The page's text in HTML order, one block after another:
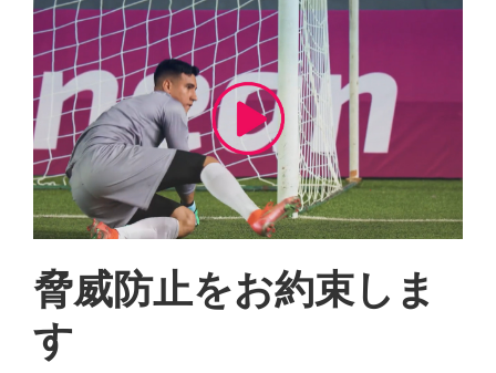
脅威防止をお約束しま
す